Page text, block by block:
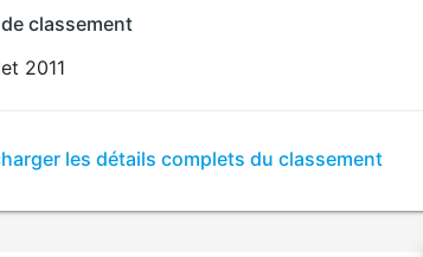
classement
2011
les détails complets du classement